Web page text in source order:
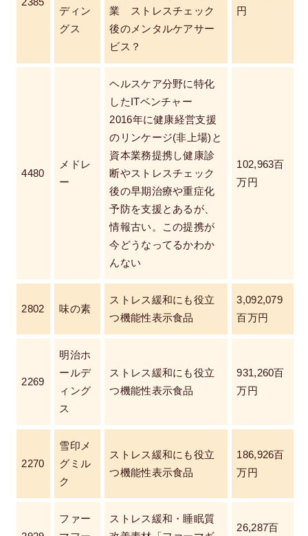
ディン
グス
業 ストレスチェック
後のメンタルケアサー
ビス？
円
4480
メドレ
ー
ヘルスケア分野に特化
したITベンチャー
2016年に健康経営支援
のリンケージ(非上場)と
資本業務提携し健康診
断やストレスチェック
後の早期治療や重症化
予防を支援とあるが、
情報古い。この提携が
今どうなってるかわか
んない
102,963百
万円
2802 味の素
ストレス緩和にも役立
つ機能性表示食品
3,092,079
百万円
2269
明治ホ
ールデ
ィング
ス
ストレス緩和にも役立
つ機能性表示食品
931,260百
万円
2270
雪印メ
グミル
ク
ストレス緩和にも役立
つ機能性表示食品
186,926百
万円
ファー
ストレス緩和・睡眠質
26,287百